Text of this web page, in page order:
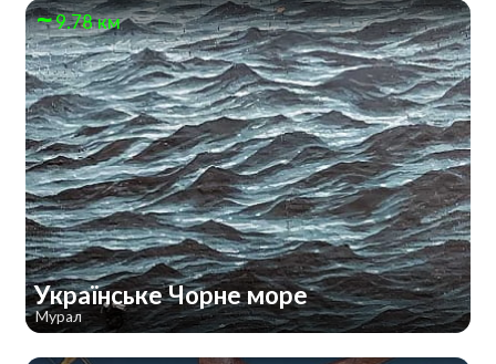
9.78 км
Українське Чорне море
Мурал